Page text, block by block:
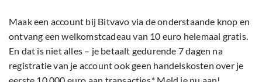
Maak een account bij Bitvavo via de onderstaande knop en
ontvang een welkomstcadeau van 10 euro helemaal gratis.
En dat is niet alles – je betaalt gedurende 7 dagen na
registratie van je account ook geen handelskosten over je